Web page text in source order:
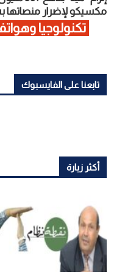
مكسيكو لإضرار منصاتها
تكنولوجيا
تابعنا على الفايسبوك
أكثر زيارة